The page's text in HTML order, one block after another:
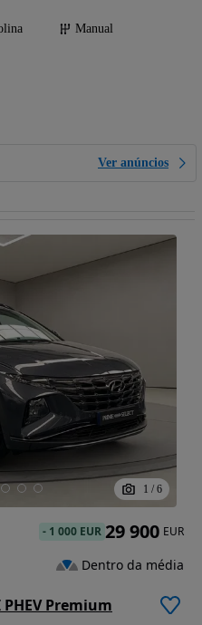
Manual
Ver anúncios
1 / 6
Premium
- 1 000 EUR 29 900 EUR
Dentro da média